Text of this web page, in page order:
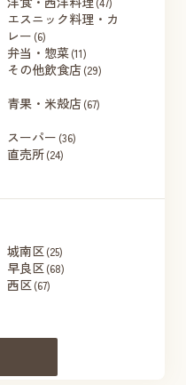
エスニック料理・カ
レー (6)
弁当・惣菜(11)
その他飲食店(29)
青果・米殻店(67)
スーパー (36)
直売所(24)
城南区(25)
早良区(68)
西区(67)